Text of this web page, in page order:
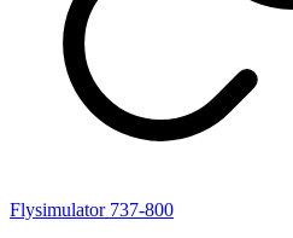
Flysimulator 737-800